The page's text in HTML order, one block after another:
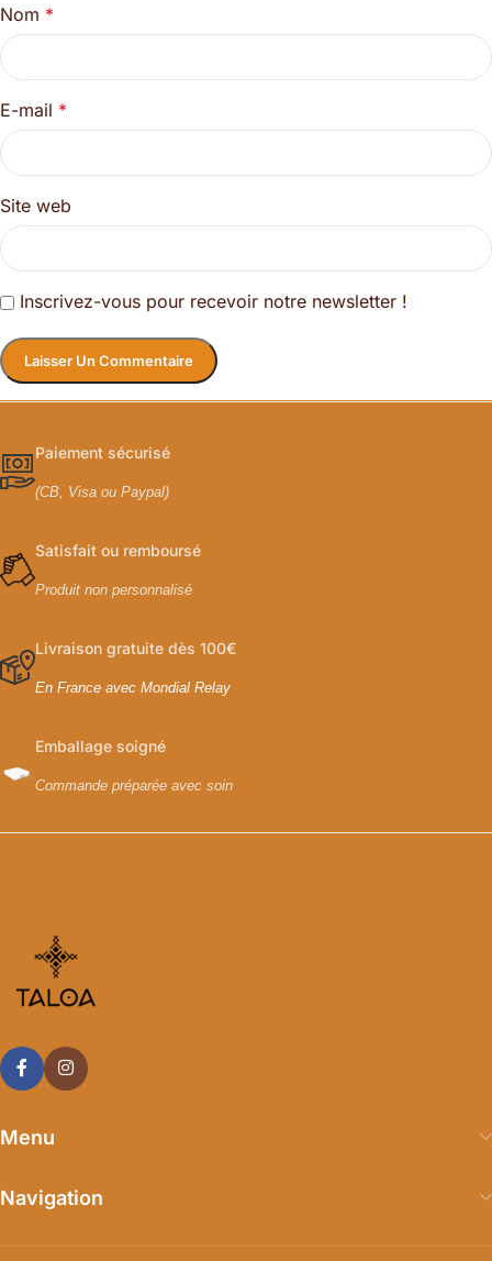
Nom *
E-mail *
Site web
Inscrivez-vous pour recevoir notre newsletter !
Paiement sécurisé
(CB, Visa ou Paypal)
Satisfait ou remboursé
Produit non personnalisé
Livraison gratuite dès 100€
En France avec Mondial Relay
Emballage soigné
Commande préparée avec soin
Menu
Navigation